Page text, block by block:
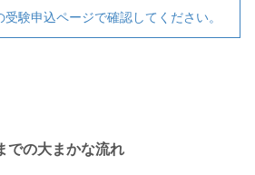
験申込ページで確認してください。
での大まかな流れ